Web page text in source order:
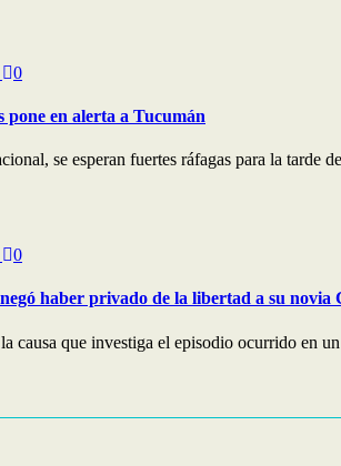
0
en alerta a Tucumán
se esperan fuertes ráfagas para la tarde
0
haber privado de la libertad a su novia
causa que investiga el episodio ocurrido en